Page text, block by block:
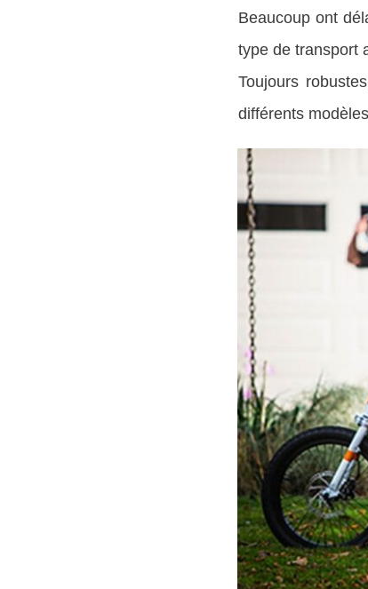
Beaucoup ont
type de transport
Toujours
différents